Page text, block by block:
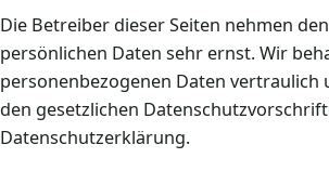
Die Betreiber dieser Seiten nehmen
persönlichen Daten sehr ernst. Wir
personenbezogenen Daten vertraulich
den gesetzlichen
Datenschutzerklärung.